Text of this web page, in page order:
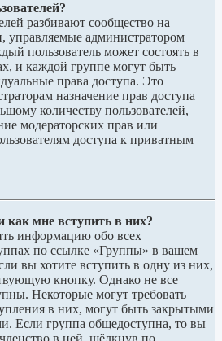
разбивают сообщество на
управляемые администратором
пользователь может состоять в
и каждой группе могут быть
права доступа. Это
назначение прав доступа
количеству пользователей,
модераторских прав или
доступа к приватным
как мне вступить в них?
информацию обо всех
по ссылке «Группы» в вашем
вы хотите вступить в одну из них,
кнопку. Однако не все
Некоторые могут требовать
в них, могут быть закрытыми
Если группа общедоступна, то вы